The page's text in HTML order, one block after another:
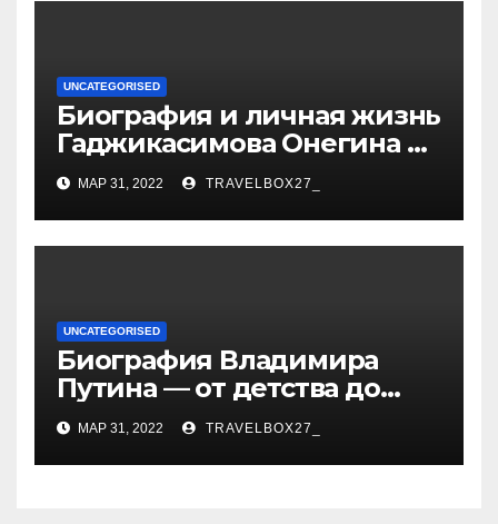
UNCATEGORISED
Биография и личная жизнь
Гаджикасимова Онегина —
информация о жене и
детях
МАР 31, 2022 TRAVELBOX27_
UNCATEGORISED
Биография Владимира
Путина — от детства до
президентства
МАР 31, 2022 TRAVELBOX27_